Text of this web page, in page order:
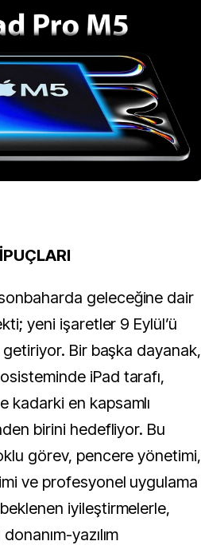
geleceğine dair
yeni işaretler 9 Eylül’ü
getiriyor. Bir başka dayanak,
iPad tarafı,
kadarki en kapsamlı
birini hedefliyor. Bu
görev, pencere yönetimi,
ve profesyonel uygulama
iyileştirmelerle,
yazılım